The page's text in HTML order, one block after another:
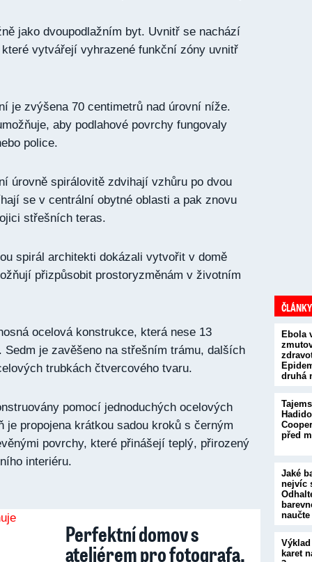
jako dvoupodlažním byt. Uvnitř se nachází
vytvářejí vyhrazené funkční zóny uvnitř
je zvýšena 70 centimetrů nad úrovní níže.
aby podlahové povrchy fungovaly
police.
úrovně spirálovitě zdvihají vzhůru po dvou
se v centrální obytné oblasti a pak znovu
střešních teras.
spirál architekti dokázali vytvořit v domě
přizpůsobit prostoryzměnám v životním
ocelová konstrukce, která nese 13
Sedm je zavěšeno na střešním trámu, dalších
trubkách čtvercového tvaru.
pomocí jednoduchých ocelových
je propojena krátkou sadou kroků s černým
povrchy, které přinášejí teplý, přirozený
interiéru.
Perfektní domov s
ateliérem pro fotografa.
Ebola
druhá
před
Jaké
nejvíc
karet